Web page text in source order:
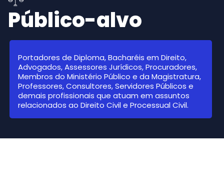
Público-alvo
Portadores de Diploma, Bacharéis em Direito,
Advogados, Assessores Jurídicos, Procuradores,
Membros do Ministério Público e da Magistratura,
Professores, Consultores, Servidores Públicos e
demais profissionais que atuam em assuntos
relacionados ao Direito Civil e Processual Civil.